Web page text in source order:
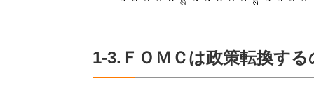
1-3.ＦＯＭＣは政策転換する